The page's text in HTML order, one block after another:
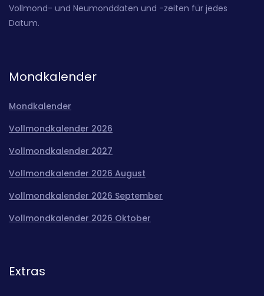
Vollmond- und Neumonddaten und -zeiten für jedes
Datum.
Mondkalender
Mondkalender
Vollmondkalender 2026
Vollmondkalender 2027
Vollmondkalender 2026 August
Vollmondkalender 2026 September
Vollmondkalender 2026 Oktober
Extras